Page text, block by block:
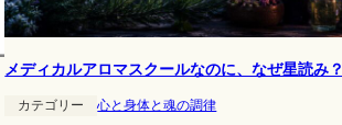
メディカルアロマスクールなのに、なぜ星読み？
カテゴリー 心と身体と魂の調律